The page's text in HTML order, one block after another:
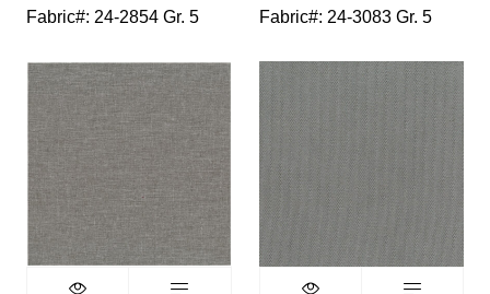
Fabric#: 24-2854 Gr. 5 Fabric#: 24-3083 Gr. 5